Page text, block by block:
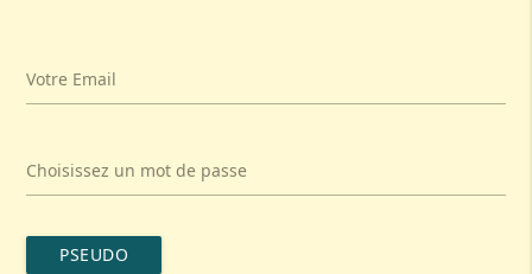
Votre Email
Choisissez un mot de passe
PSEUDO